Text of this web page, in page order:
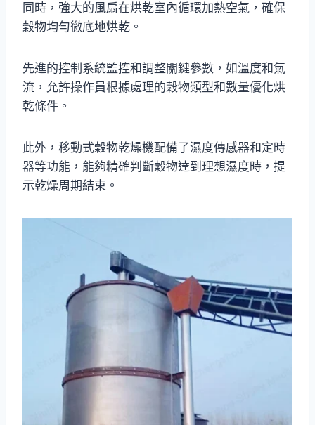
同時，強大的風扇在烘乾室內循環加熱空氣，確保
穀物均勻徹底地烘乾。
先進的控制系統監控和調整關鍵參數，如溫度和氣
流，允許操作員根據處理的穀物類型和數量優化烘
乾條件。
此外，移動式穀物乾燥機配備了濕度傳感器和定時
器等功能，能夠精確判斷穀物達到理想濕度時，提
示乾燥周期結束。